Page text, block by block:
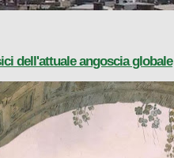
dell'attuale angoscia globale